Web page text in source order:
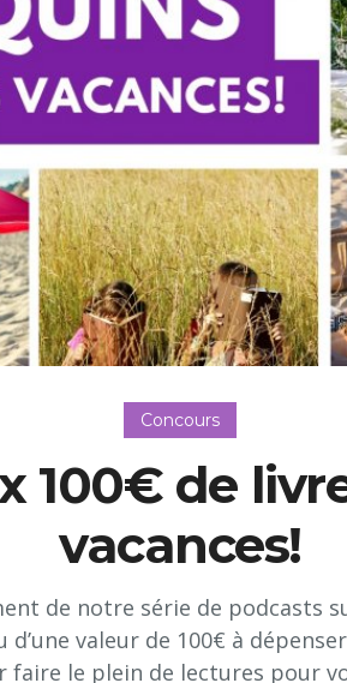
Concours
100€ de
vacances!
de notre série de podcasts
d’une valeur de 100€ à
faire le plein de lectures pour